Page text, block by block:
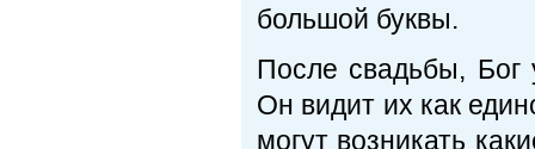
большой буквы.
После свадьбы, Бог
Он видит их как
могут возникать